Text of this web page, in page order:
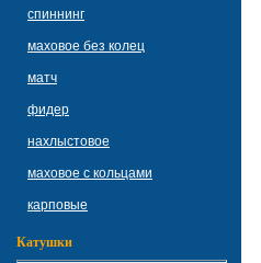
спиннинг
маховое без колец
матч
фидер
нахлыстовое
маховое с кольцами
карповые
Катушки